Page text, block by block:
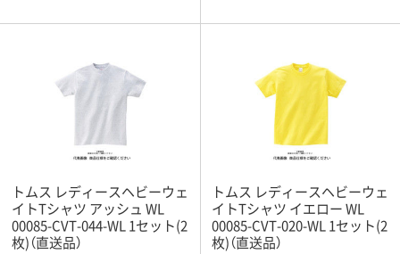
トムス レディースヘビーウェ
イトTシャツ アッシュ WL
00085-CVT-044-WL 1セット(2
枚)（直送品）
トムス レディースヘビーウェ
イトTシャツ イエロー WL
00085-CVT-020-WL 1セット(2
枚)（直送品）